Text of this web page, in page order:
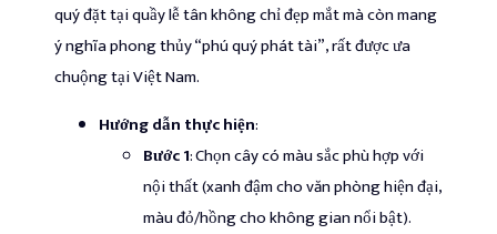
quý đặt tại quầy lễ tân không chỉ đẹp mắt mà còn mang
ý nghĩa phong thủy “phú quý phát tài”, rất được ưa
chuộng tại Việt Nam.
Hướng dẫn thực hiện:
Bước 1: Chọn cây có màu sắc phù hợp với
nội thất (xanh đậm cho văn phòng hiện đại,
màu đỏ/hồng cho không gian nổi bật).